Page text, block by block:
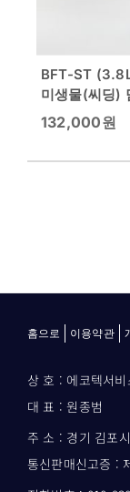
BFT-ST
미생물(씨딩)
132,000원
홈으로 이용약관
상 호 : 에코텍서비
대 표 : 원종범
주 소 : 경기 김포
통신판매신고증 :